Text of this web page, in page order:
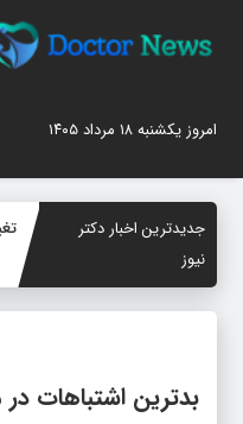
امروز یکشنبه ۱۸ مرداد ۱۴۰۵
جدیدترین اخبار دکتر
نیوز
تغییرات
بدترین اشتباهات